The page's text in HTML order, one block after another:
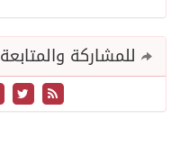
للمشاركة والمتابعة